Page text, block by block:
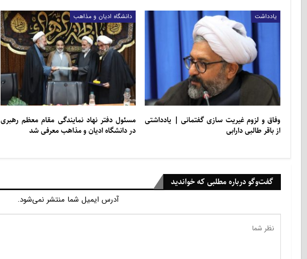
یادداشت
وفاق و لزوم غیریت سازی گفتمانی | یادداشتی
از باقر طالبی دارابی
دانشگاه ادیان و مذاهب
مسئول دفتر نهاد نمایندگی مقام معظم رهبری
در دانشگاه ادیان و مذاهب معرفی شد
گفت‌وگو درباره مطلبی که خواندید
آدرس ایمیل شما منتشر نمی‌شود.